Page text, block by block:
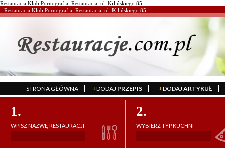
Restauracja Klub Pornografia. Restauracja, ul. Kilińskiego 85
Restauracja Klub Pornografia. Restauracja, ul. Kilińskiego 85
STRONA GŁÓWNA +DODAJ PRZEPIS +DODAJ ARTYKUŁ
1.
WPISZ NAZWĘ RESTAURACJI
2.
WYBIERZ TYP KUCHNI